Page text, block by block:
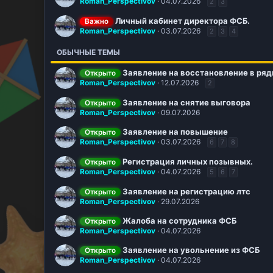
Важно Личный кабинет директора ФСБ.
Roman_Perspectivov 03.07.2026 2 3 4
ОБЫЧНЫЕ ТЕМЫ
Открыто Заявление на восстановление в
Roman_Perspectivov 12.07.2026 2
Открыто Заявление на снятие выговора
Roman_Perspectivov 09.07.2026
Открыто Заявление на повышение
Roman_Perspectivov 03.07.2026 6 7 8
Открыто Регистрация личных позывных.
Roman_Perspectivov 04.07.2026 5 6 7
Открыто Заявление на регистрацию лтс
Roman_Perspectivov 29.07.2026
Открыто Жалоба на сотрудника ФСБ
Roman_Perspectivov 04.07.2026
Открыто Заявление на увольнение из ФСБ
Roman_Perspectivov 04.07.2026